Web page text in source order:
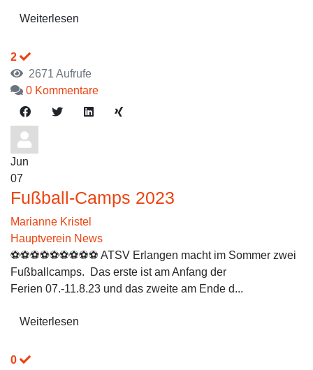
Weiterlesen
2
2671 Aufrufe
0 Kommentare
Jun
07
Fußball-Camps 2023
Marianne Kristel
Hauptverein News
⚽️⚽️⚽️⚽️⚽️⚽️⚽️⚽️⚽️ ATSV Erlangen macht im Sommer zwei
Fußballcamps. Das erste ist am Anfang der
Ferien 07.-11.8.23 und das zweite am Ende d...
Weiterlesen
0